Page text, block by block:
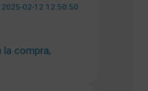
2025-02-12 12:50:50
compra,